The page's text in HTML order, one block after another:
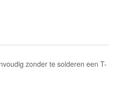
zonder te solderen een T-